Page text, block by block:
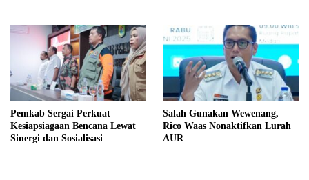
Pemkab Sergai Perkuat
Kesiapsiagaan Bencana Lewat
Sinergi dan Sosialisasi
Salah Gunakan Wewenang,
Rico Waas Nonaktifkan Lurah
AUR